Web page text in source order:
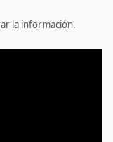
la información.